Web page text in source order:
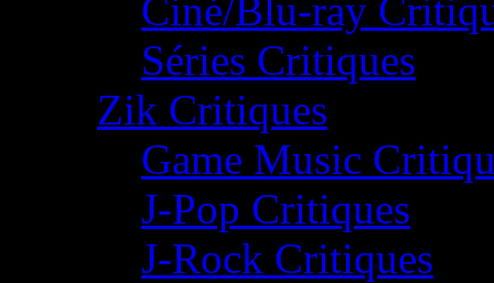
Ciné/Blu-ray
Séries Critiques
Zik Critiques
Game Music
J-Pop Critiques
J-Rock Critiques